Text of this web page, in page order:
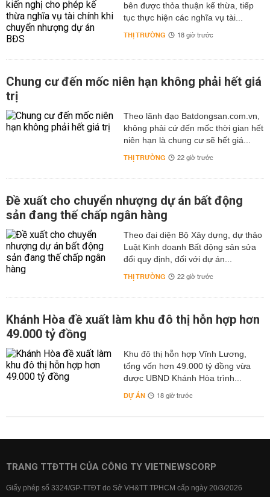
bên được thỏa thuận kế thừa, tiếp
tục thực hiện các nghĩa vụ tài...
THỊ TRƯỜNG 18 giờ trước
Chung cư đến mốc niên hạn không phải hết giá
trị
Theo lãnh đạo Batdongsan.com.vn,
không phải cứ đến mốc thời gian hết
niên hạn là chung cư sẽ hết giá...
THỊ TRƯỜNG 22 giờ trước
Đề xuất cho chuyển nhượng dự án bất động
sản đang thế chấp ngân hàng
Theo đại diện Bộ Xây dựng, dự thảo
Luật Kinh doanh Bất động sản sửa
đổi quy định, đối với dự án...
THỊ TRƯỜNG 22 giờ trước
Khánh Hòa đề xuất làm khu đô thị hỗn hợp hơn
49.000 tỷ đồng
Khu đô thị hỗn hợp Vĩnh Lương,
tổng vốn hơn 49.000 tỷ đồng vừa
được UBND Khánh Hòa trình...
DỰ ÁN 18 giờ trước
TRANG TTĐTTH CỦA CÔNG TY VIETNEWSCORP
Giấy phép số 3324/GP-TTĐT do Sở VH&TT TPHCM cấp ngày 20/3/2026